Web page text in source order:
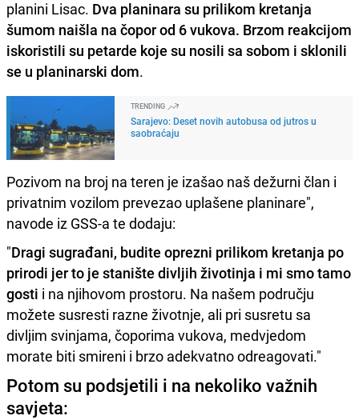
planini Lisac. Dva planinara su prilikom kretanja
šumom naišla na čopor od 6 vukova. Brzom reakcijom
iskoristili su petarde koje su nosili sa sobom i sklonili
se u planinarski dom.
TRENDING
Sarajevo: Deset novih autobusa od jutros u
saobraćaju
Pozivom na broj na teren je izašao naš dežurni član i
privatnim vozilom prevezao uplašene planinare",
navode iz GSS-a te dodaju:
"Dragi sugrađani, budite oprezni prilikom kretanja po
prirodi jer to je stanište divljih životinja i mi smo tamo
gosti i na njihovom prostoru. Na našem području
možete susresti razne životnje, ali pri susretu sa
divljim svinjama, čoporima vukova, medvjedom
morate biti smireni i brzo adekvatno odreagovati."
Potom su podsjetili i na nekoliko važnih
savjeta: